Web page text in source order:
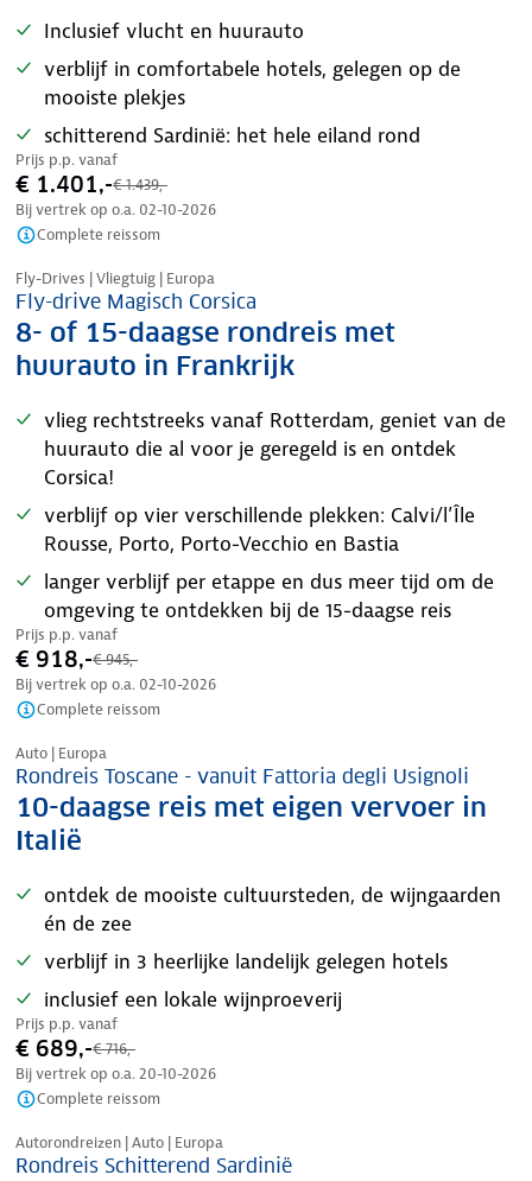
Inclusief vlucht en huurauto
verblijf in comfortabele hotels, gelegen op de
mooiste plekjes
schitterend Sardinië: het hele eiland rond
Prijs p.p. vanaf
€ 1.401,-€ 1.439,-
Bij vertrek op o.a. 02-10-2026
Complete reissom
Nazomer korting
Fly-Drives | Vliegtuig | Europa
Fly-drive Magisch Corsica
8- of 15-daagse rondreis met
huurauto in Frankrijk
vlieg rechtstreeks vanaf Rotterdam, geniet van de
huurauto die al voor je geregeld is en ontdek
Corsica!
verblijf op vier verschillende plekken: Calvi/l’Île
Rousse, Porto, Porto-Vecchio en Bastia
langer verblijf per etappe en dus meer tijd om de
omgeving te ontdekken bij de 15-daagse reis
Prijs p.p. vanaf
€ 918,-€ 945,-
Bij vertrek op o.a. 02-10-2026
Complete reissom
Nazomer korting
Auto | Europa
Rondreis Toscane - vanuit Fattoria degli Usignoli
10-daagse reis met eigen vervoer in
Italië
ontdek de mooiste cultuursteden, de wijngaarden
én de zee
verblijf in 3 heerlijke landelijk gelegen hotels
inclusief een lokale wijnproeverij
Prijs p.p. vanaf
€ 689,-€ 716,-
Bij vertrek op o.a. 20-10-2026
Complete reissom
Nazomer korting
Autorondreizen | Auto | Europa
Rondreis Schitterend Sardinië